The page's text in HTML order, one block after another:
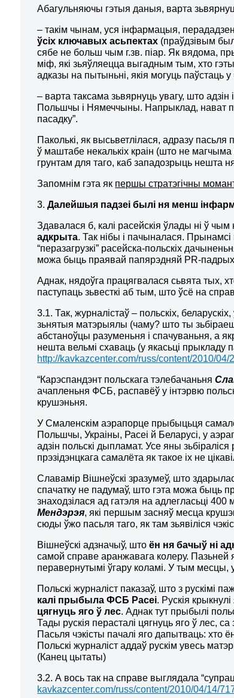
Абагульняючы гэтыя даныя, варта
– такім чынам, уся інфармацыя,
ўсіх ключавых асьпектах (праўдзівым
сябе не больш чым г.зв. піар. Як вядома,
міф, які зьяўляецца выгадным тым, хто
адказы на пытыньні, якія могуць паўстаць
– варта таксама зьвярнуць увагу, што
Польшчы і Нямеччыны. Напрыклад, нават
пасадку”.
Паколькі, як высьветлілася, адразу
ў маштабе некалькіх краін (што не магчыма
грунтам для таго, каб западозрыць нешта
Запомнім гэта як першы стратэгічны
3.Далейшыя падзеі былі ня менш
Здавалася б, калі расейскія ўлады ні ў чым
адкрыта. Так нібы і пачыналася.
“перазагрузкі” расейска-польскіх
можа быць праявай папярэдняй PR-
Аднак, нядоўга працягвалася сьвята тых,
паступаць зьвесткі аб тым, што ўсё на
3.1. Так, журналістаў – польскіх,
зьнятыя матэрыялы (чаму? што ты
абстаноўцы разуменьня і спачуваньня, а
нешта вельмі схаваць (у якасьці прыкладу
http://kavkazcenter.com/russ/content/2010/04/
“Карэспандэнт польскага тэлебачаньня
ачапленьня ФСБ, распавёў у інтэрвю
крушэньня.
У Смаленскім аэрапорце прыбыцьця
Польшчы, Украіны, Расеі й Беларусі, у
адзін польскі дыпламат. Усе яны
прэзідэнцкага самалёта як такое іх не
Славамір Вішнеўскі зразумеў, што
спачатку не падумаў, што гэта можа быць
знаходзілася ад гатэля на адлегласьці
Мендэрэя, які першым засняў месца
сюды ўжо пасьля таго, як там зьявіліся
Вішнеўскі адзначыў, штоён ня бачыў ні
самой справе аранжавага колеру. Пазьней
перавернутымі ўгару коламі. У тым месцы,
Польскі журналіст паказаў, што з рускімі
калі прыбыла ФСБ Расеі. Рускія
цягнуць яго ў лес. Аднак тут прыбылі
Тады рускія перасталі цягнуць яго ў лес,
Пасьля чэкісты пачалі яго дапытваць: хто
Польскі журналіст аддаў рускім увесь
(Канец цытаты)
3.2. А вось так на справе выглядала
kavkazcenter.com/russ/content/2010/04/14/